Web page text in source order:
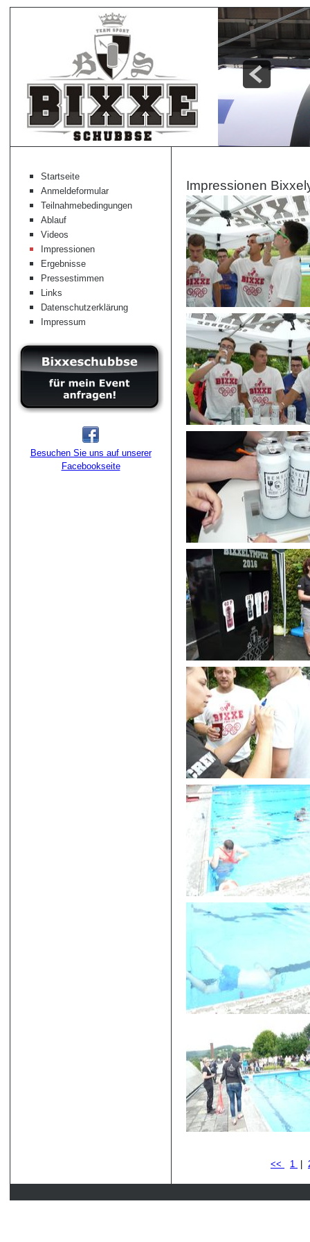
Startseite
Anmeldeformular
Teilnahmebedingungen
Ablauf
Videos
Impressionen
Ergebnisse
Pressestimmen
Links
Datenschutzerklärung
Impressum
Besuchen Sie uns auf unserer
Facebookseite
Impressionen
<< 1